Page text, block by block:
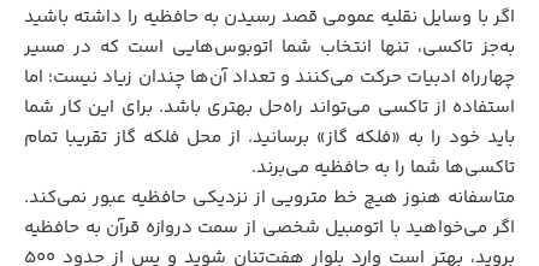
اگر با وسایل نقلیه عمومی قصد رسیدن به حافظیه را داشته باشید
به‌جز تاکسی، تنها انتخاب شما اتوبوس‌هایی است که در مسیر
چهارراه ادبیات حرکت می‌کنند و تعداد آن‌ها چندان زیاد نیست؛ اما
استفاده از تاکسی می‌تواند راه‌حل بهتری باشد. برای این کار شما
باید خود را به «فلکه گاز» برسانید. از محل فلکه گاز تقریبا تمام
تاکسی‌ها شما را به حافظیه می‌برند.
متاسفانه هنوز هیچ خط مترویی از نزدیکی حافظیه عبور نمی‌کند.
اگر می‌خواهید با اتومبیل شخصی از سمت دروازه قرآن به حافظیه
بروید، بهتر است وارد بلوار هفت‌تنان شوید و پس از حدود ۵۰۰